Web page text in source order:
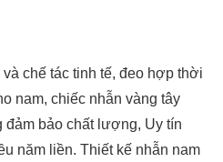
chế tác tinh tế, đeo hợp thời
nam, chiếc nhẫn vàng tây
bảo chất lượng, Uy tín
năm liền. Thiết kế nhẫn nam